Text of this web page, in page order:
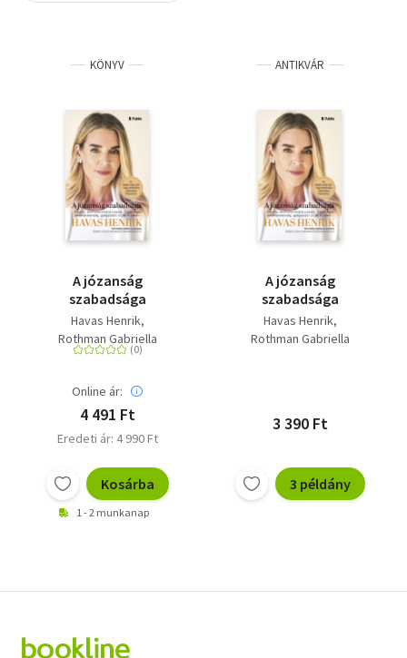
Tankönyv, segédkönyv
Társadalomtudomány
Természettudomány
Történelem
KÖNYV
A józanság
szabadsága
Havas Henrik
Rothman Gabriella
Online ár:
4 491 Ft
Eredeti ár: 4 990 Ft
Kosárba
1 - 2 munkanap
ANTIKVÁR
A józanság
szabadsága
Havas Henrik
Rothman Gabriella
3 390 Ft
3 példány